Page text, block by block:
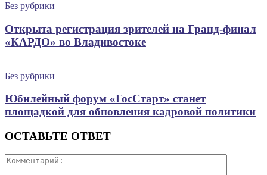
Без рубрики
Открыта регистрация зрителей на Гранд-финал
«КАРДО» во Владивостоке
Без рубрики
Юбилейный форум «ГосСтарт» станет
площадкой для обновления кадровой политики
ОСТАВЬТЕ ОТВЕТ